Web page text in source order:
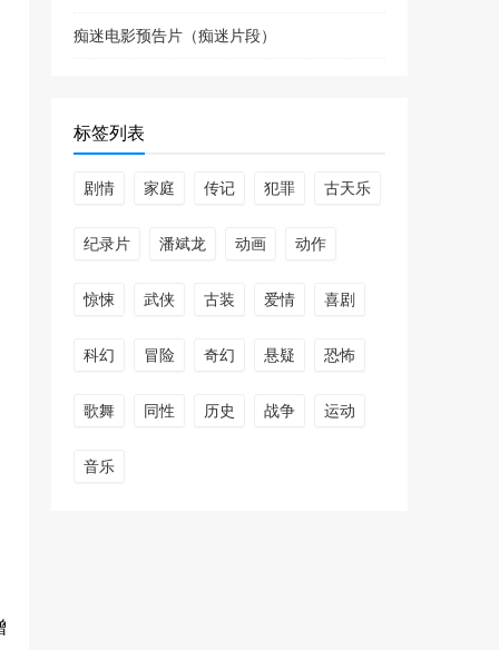
痴迷电影预告片（痴迷片段）
标签列表
剧情 家庭 传记 犯罪 古天乐
纪录片 潘斌龙 动画 动作
惊悚 武侠 古装 爱情 喜剧
科幻 冒险 奇幻 悬疑 恐怖
歌舞 同性 历史 战争 运动
音乐